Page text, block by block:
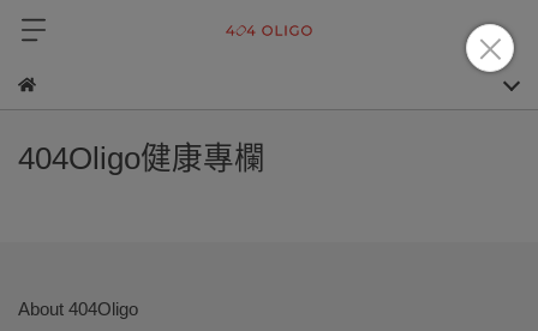
404Oligo健康專欄
About 404Oligo